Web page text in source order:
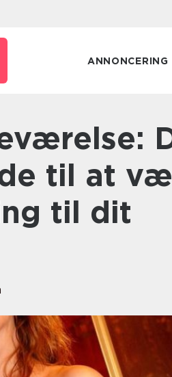
ANNONCERING
til at
til dit